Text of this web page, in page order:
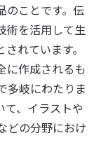
のことです。伝
術を活用して生
れています。
に作成されるも
多岐にわたりま
て、イラストや
どの分野におけ